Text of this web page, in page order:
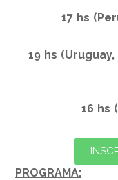
17 hs
19 hs
16 hs
PROGRAMA: